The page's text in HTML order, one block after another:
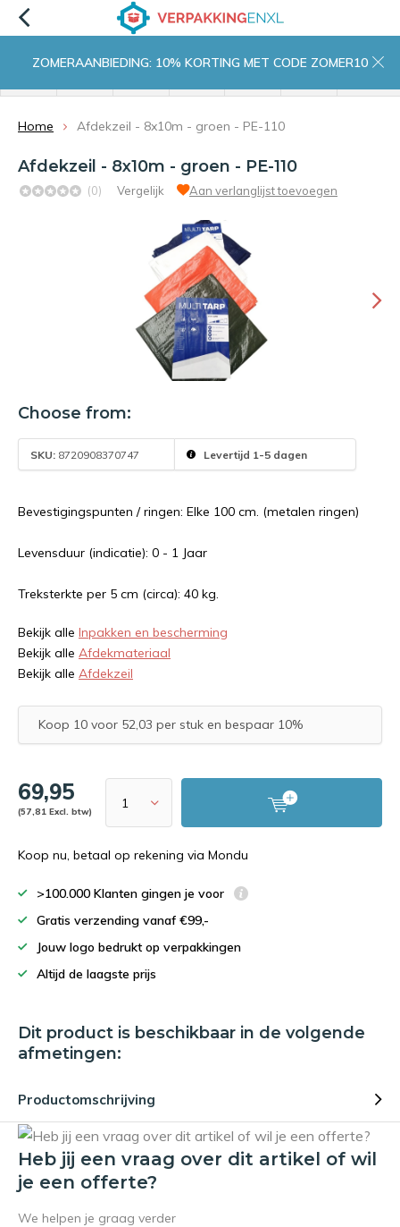
ZOMERAANBIEDING: 10% KORTING MET CODE ZOMER10
Home Afdekzeil - 8x10m - groen - PE-110
Afdekzeil - 8x10m - groen - PE-110
(0) Vergelijk Aan verlanglijst toevoegen
Choose from:
SKU: 8720908370747 Levertijd 1-5 dagen
Bevestigingspunten / ringen: Elke 100 cm. (metalen ringen)
Levensduur (indicatie): 0 - 1 Jaar
Treksterkte per 5 cm (circa): 40 kg.
Bekijk alle Inpakken en bescherming
Bekijk alle Afdekmateriaal
Bekijk alle Afdekzeil
Koop 10 voor 52,03 per stuk en bespaar 10%
69,95
(57,81 Excl. btw)
Koop nu, betaal op rekening via Mondu
>100.000 Klanten gingen je voor
Gratis verzending vanaf €99,-
Jouw logo bedrukt op verpakkingen
Altijd de laagste prijs
Dit product is beschikbaar in de volgende
afmetingen:
Productomschrijving
Heb jij een vraag over dit artikel of wil
je een offerte?
We helpen je graag verder